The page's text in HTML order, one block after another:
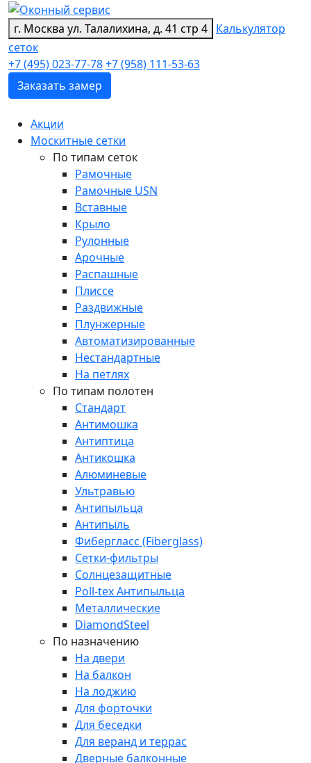
г. Москва ул. Талалихина, д. 41 стр 4 Калькулятор
сеток
+7 (495) 023-77-78+7 (958) 111-53-63
Заказать замер
Акции
Москитные сетки
По типам сеток
Рамочные
Рамочные USN
Вставные
Крыло
Рулонные
Арочные
Распашные
Плиссе
Раздвижные
Плунжерные
Автоматизированные
Нестандартные
На петлях
По типам полотен
Стандарт
Антимошка
Антиптица
Антикошка
Алюминевые
Ультравью
Антипыльца
Антипыль
Фибергласс (Fiberglass)
Сетки-фильтры
Солнцезащитные
Poll-tex Антипыльца
Металлические
DiamondSteel
По назначению
На двери
На балкон
На лоджию
Для форточки
Для беседки
Для веранд и террас
Дверные балконные